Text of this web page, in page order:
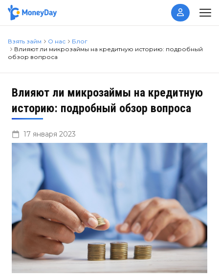
Взять займ О нас
Блог
Влияют ли микрозаймы на кредитную историю: подробный
обзор вопроса
Влияют ли микрозаймы на кредитную
историю: подробный обзор вопроса
17 января 2023